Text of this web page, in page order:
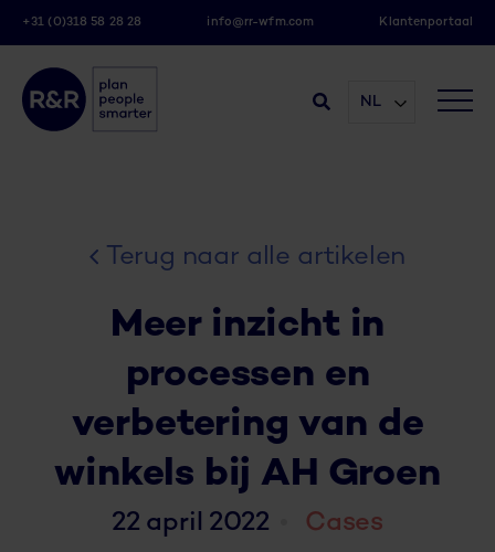
+31 (0)318 58 28 28 info@rr-wfm.com Klantenportaal
NL
Terug naar alle artikelen
Meer inzicht in
processen en
verbetering van de
winkels bij AH Groen
22 april 2022 Cases